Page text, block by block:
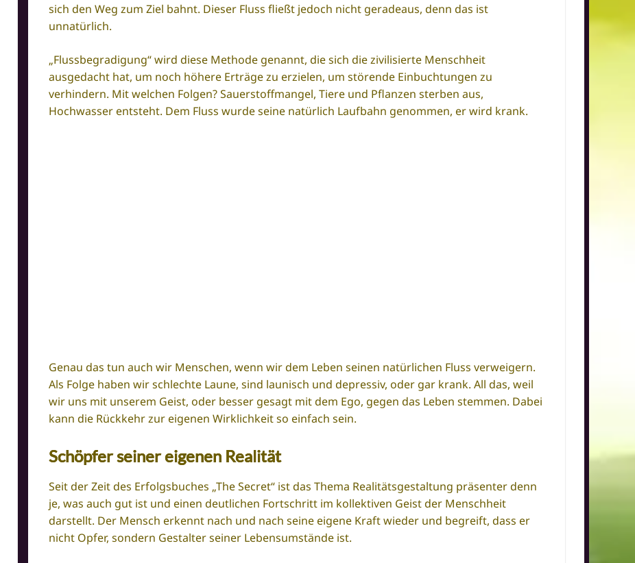
sich den Weg zum Ziel bahnt. Dieser Fluss fließt jedoch nicht geradeaus, denn das ist
unnatürlich.
„Flussbegradigung“ wird diese Methode genannt, die sich die zivilisierte Menschheit
ausgedacht hat, um noch höhere Erträge zu erzielen, um störende Einbuchtungen zu
verhindern. Mit welchen Folgen? Sauerstoffmangel, Tiere und Pflanzen sterben aus,
Hochwasser entsteht. Dem Fluss wurde seine natürlich Laufbahn genommen, er wird krank.
Genau das tun auch wir Menschen, wenn wir dem Leben seinen natürlichen Fluss verweigern.
Als Folge haben wir schlechte Laune, sind launisch und depressiv, oder gar krank. All das, weil
wir uns mit unserem Geist, oder besser gesagt mit dem Ego, gegen das Leben stemmen. Dabei
kann die Rückkehr zur eigenen Wirklichkeit so einfach sein.
Schöpfer seiner eigenen Realität
Seit der Zeit des Erfolgsbuches „The Secret“ ist das Thema Realitätsgestaltung präsenter denn
je, was auch gut ist und einen deutlichen Fortschritt im kollektiven Geist der Menschheit
darstellt. Der Mensch erkennt nach und nach seine eigene Kraft wieder und begreift, dass er
nicht Opfer, sondern Gestalter seiner Lebensumstände ist.